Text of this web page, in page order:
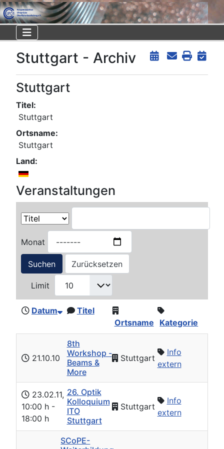
Stuttgart - Archiv
Stuttgart
Titel:
Stuttgart
Ortsname:
Stuttgart
Land:
Veranstaltungen
Monat
Suchen Zurücksetzen
Limit
Datum
Titel
Ortsname
Kategorie
21.10.10
8th
Workshop -
Beams &
More
Stuttgart
Info
extern
23.02.11,
10:00 h -
18:00 h
26. Optik
Kolloquium
ITO
Stuttgart
Stuttgart
Info
extern
SCoPE-